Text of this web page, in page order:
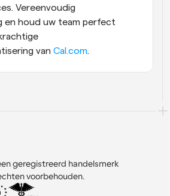
Vereenvoudig
en houd uw team perfect
van Cal.com.
geregistreerd handelsmerk
voorbehouden.